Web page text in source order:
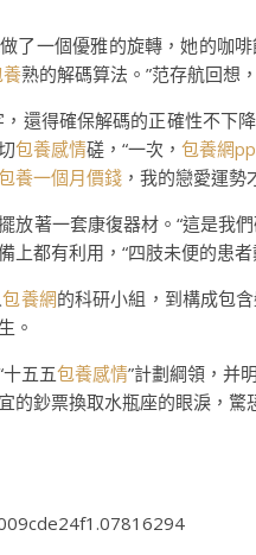
了一個優雅的旋轉，她的咖
熟的解碼算法。”范存航回想
還得確保解碼的正確性不下
包養感情磋，“一次，包養網
養一個月價錢 ，我的戀愛運
放著一套康復器材。“這是
上都有利用，“四肢未便的患
包養網的科研小組，到構成包
。
五五包養感情”計劃綱領，并
的鈔票換取水瓶座的眼淚，